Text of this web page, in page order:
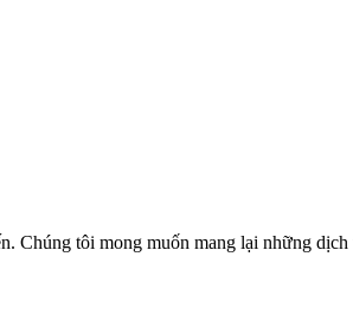
tôi mong muốn mang lại những